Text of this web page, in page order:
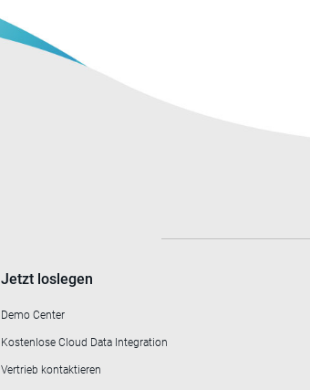
Jetzt loslegen
Demo Center
Kostenlose Cloud Data Integration
Vertrieb kontaktieren